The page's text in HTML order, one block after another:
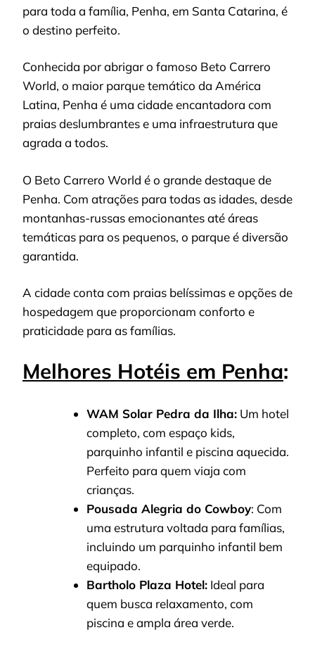
para toda a família, Penha, em Santa Catarina, é
o destino perfeito.
Conhecida por abrigar o famoso Beto Carrero
World, o maior parque temático da América
Latina, Penha é uma cidade encantadora com
praias deslumbrantes e uma infraestrutura que
agrada a todos.
O Beto Carrero World é o grande destaque de
Penha. Com atrações para todas as idades, desde
montanhas-russas emocionantes até áreas
temáticas para os pequenos, o parque é diversão
garantida.
A cidade conta com praias belíssimas e opções de
hospedagem que proporcionam conforto e
praticidade para as famílias.
Melhores Hotéis em Penha:
WAM Solar Pedra da Ilha: Um hotel
completo, com espaço kids,
parquinho infantil e piscina aquecida.
Perfeito para quem viaja com
crianças.
Pousada Alegria do Cowboy: Com
uma estrutura voltada para famílias,
incluindo um parquinho infantil bem
equipado.
Bartholo Plaza Hotel: Ideal para
quem busca relaxamento, com
piscina e ampla área verde.